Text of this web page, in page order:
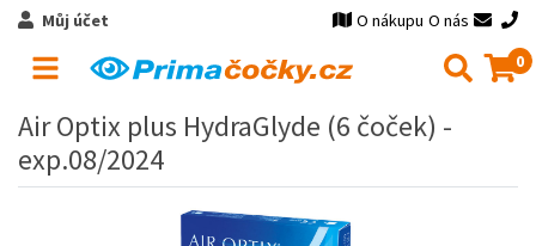
Můj účet O nákupu O nás
0
Air Optix plus HydraGlyde (6 čoček) -
exp.08/2024